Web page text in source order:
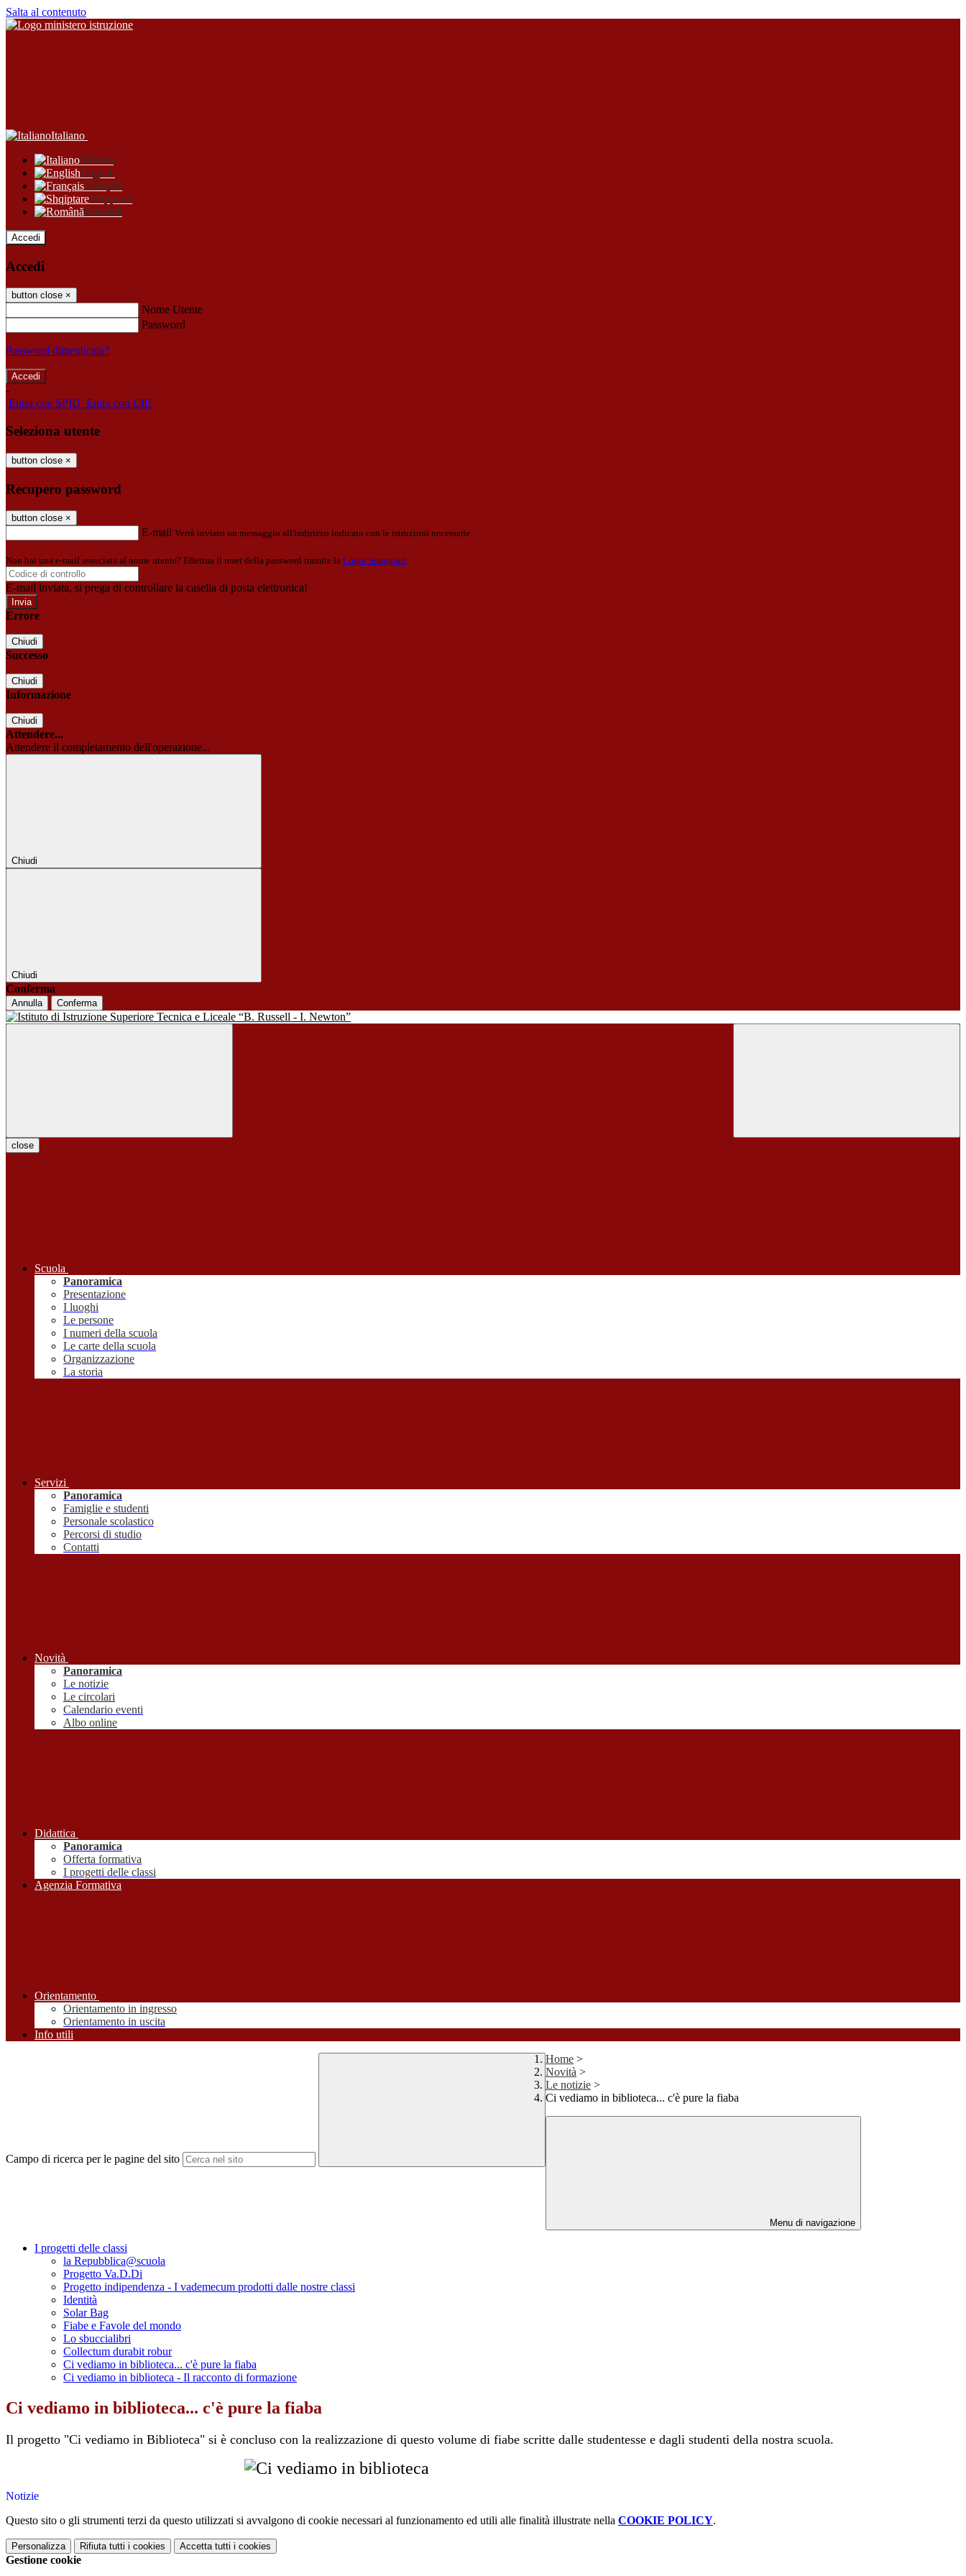
Salta al contenuto
Italiano
Italiano
English
Français
Shqiptare
Română
Accedi
Accedi
button close ×
Nome Utente
Password
Password dimenticata?
-
Entra con SPID Entra con CIE
Seleziona utente
button close ×
Recupero password
button close ×
E-mail Verrà inviato un messaggio all'indirizzo indicato con le istruzioni necessarie.
Non hai una e-mail associata al nome utente? Effettua il reset della password tramite la Login Spaggiari
E-mail inviata, si prega di controllare la casella di posta elettronica!
Errore
Chiudi
Successo
Chiudi
Informazione
Chiudi
Attendere...
Attendere il completamento dell'operazione...
Chiudi
Chiudi
Conferma
Annulla Conferma
close
Scuola
Panoramica
Presentazione
I luoghi
Le persone
I numeri della scuola
Le carte della scuola
Organizzazione
La storia
Servizi
Panoramica
Famiglie e studenti
Personale scolastico
Percorsi di studio
Contatti
Novità
Panoramica
Le notizie
Le circolari
Calendario eventi
Albo online
Didattica
Panoramica
Offerta formativa
I progetti delle classi
Agenzia Formativa
Orientamento
Orientamento in ingresso
Orientamento in uscita
Info utili
Campo di ricerca per le pagine del sito
Home >
Novità >
Le notizie >
Ci vediamo in biblioteca... c'è pure la fiaba
Menu di navigazione
I progetti delle classi
la Repubblica@scuola
Progetto Va.D.Di
Progetto indipendenza - I vademecum prodotti dalle nostre classi
Identità
Solar Bag
Fiabe e Favole del mondo
Lo sbuccialibri
Collectum durabit robur
Ci vediamo in biblioteca... c'è pure la fiaba
Ci vediamo in biblioteca - Il racconto di formazione
Ci vediamo in biblioteca... c'è pure la fiaba
Il progetto "Ci vediamo in Biblioteca" si è concluso con la realizzazione di questo volume di fiabe scritte dalle studentesse e dagli studenti della nostra scuola.
Notizie
Questo sito o gli strumenti terzi da questo utilizzati si avvalgono di cookie necessari al funzionamento ed utili alle finalità illustrate nella COOKIE POLICY.
Personalizza Rifiuta tutti i cookies Accetta tutti i cookies
Gestione cookie